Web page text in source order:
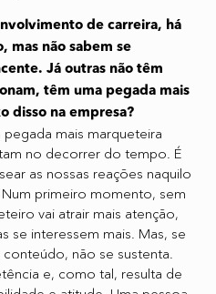
de carreira, há
mas não sabem se
Já outras não têm
têm uma pegada mais
disso na empresa?
mais marqueteira
no decorrer do tempo. É
as nossas reações naquilo
primeiro momento, sem
vai atrair mais atenção,
se interessem mais. Mas, se
não se sustenta.
e, como tal, resulta de